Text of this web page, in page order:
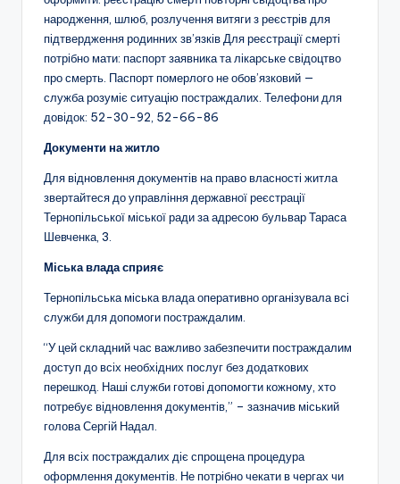
народження, шлюб, розлучення витяги з реєстрів для
підтвердження родинних зв’язків Для реєстрації смерті
потрібно мати: паспорт заявника та лікарське свідоцтво
про смерть. Паспорт померлого не обов’язковий —
служба розуміє ситуацію постраждалих. Телефони для
довідок: 52-30-92, 52-66-86
Документи на житло
Для відновлення документів на право власності житла
звертайтеся до управління державної реєстрації
Тернопільської міської ради за адресою бульвар Тараса
Шевченка, 3.
Міська влада сприяє
Тернопільська міська влада оперативно організувала всі
служби для допомоги постраждалим.
“У цей складний час важливо забезпечити постраждалим
доступ до всіх необхідних послуг без додаткових
перешкод. Наші служби готові допомогти кожному, хто
потребує відновлення документів,” – зазначив міський
голова Сергій Надал.
Для всіх постраждалих діє спрощена процедура
оформлення документів. Не потрібно чекати в чергах чи